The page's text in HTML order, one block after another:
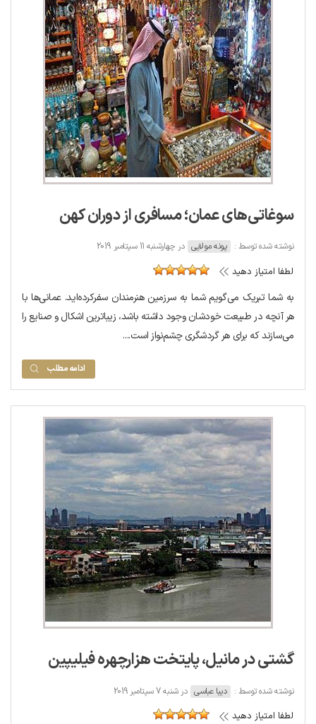
سوغاتی‌های عمان؛ مسافری از دوران کهن
نوشته شده توسط : پونه مولایی در چهارشنبه 11 سپتامبر 2019
لطفا امتیاز دهید
به شما تبریک می‌گویم شما به سرزمین هنرمندان سفرکرده‌اید. عمانی‌ها با
هر آنچه در طبیعت خودشان وجود داشته باشد، زیباترین اشکال و صنایع را
می‌سازند که برای هر گردشگری چشم‌نواز است....
ادامه مطلب
گشتی در مانیل، پایتخت هزارچهره فیلیپین
نوشته شده توسط : دیبا عباسی در شنبه 7 سپتامبر 2019
لطفا امتیاز دهید